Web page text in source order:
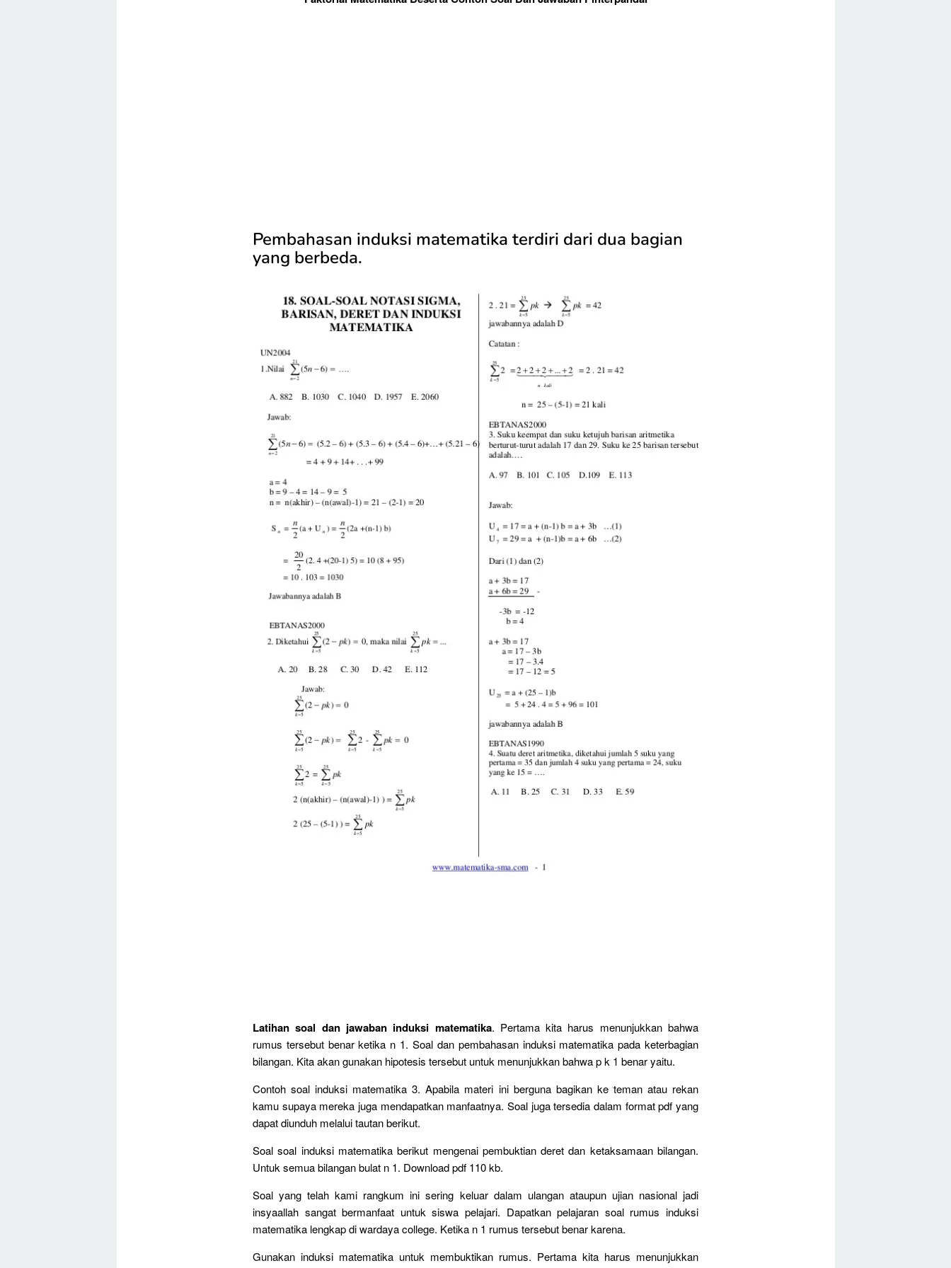
Pembahasan induksi matematika terdiri dari dua bagian
yang berbeda.
Latihan soal dan jawaban induksi matematika. Pertama kita harus menunjukkan bahwa
rumus tersebut benar ketika n 1. Soal dan pembahasan induksi matematika pada keterbagian
bilangan. Kita akan gunakan hipotesis tersebut untuk menunjukkan bahwa p k 1 benar yaitu.
Contoh soal induksi matematika 3. Apabila materi ini berguna bagikan ke teman atau rekan
kamu supaya mereka juga mendapatkan manfaatnya. Soal juga tersedia dalam format pdf yang
dapat diunduh melalui tautan berikut.
Soal soal induksi matematika berikut mengenai pembuktian deret dan ketaksamaan bilangan.
Untuk semua bilangan bulat n 1. Download pdf 110 kb.
Soal yang telah kami rangkum ini sering keluar dalam ulangan ataupun ujian nasional jadi
insyaallah sangat bermanfaat untuk siswa pelajari. Dapatkan pelajaran soal rumus induksi
matematika lengkap di wardaya college. Ketika n 1 rumus tersebut benar karena.
Gunakan induksi matematika untuk membuktikan rumus. Pertama kita harus menunjukkan